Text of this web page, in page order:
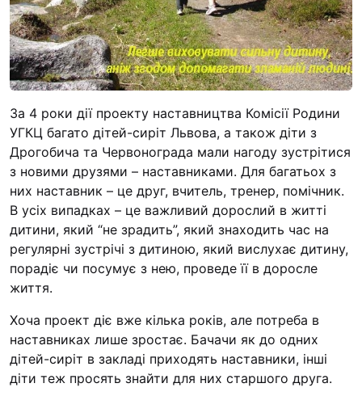
Контакти
(096) 749 79 80
procopecj@gmail.com
За 4 роки дії проекту наставництва Комісії Родини
УГКЦ багато дітей-сиріт Львова, а також діти з
Дрогобича та Червонограда мали нагоду зустрітися
з новими друзями – наставниками. Для багатьох з
них наставник – це друг, вчитель, тренер, помічник.
В усіх випадках – це важливий дорослий в житті
дитини, який “не зрадить”, який знаходить час на
регулярні зустрічі з дитиною, який вислухає дитину,
порадіє чи посумує з нею, проведе її в доросле
життя.
Хоча проект діє вже кілька років, але потреба в
наставниках лише зростає. Бачачи як до одних
дітей-сиріт в закладі приходять наставники, інші
діти теж просять знайти для них старшого друга.